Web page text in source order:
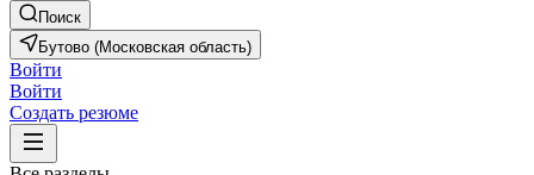
Поиск
Бутово (Московская область)
Войти
Войти
Создать резюме